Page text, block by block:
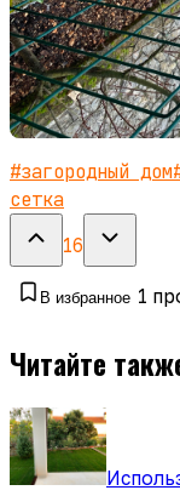
#загородный дом
сетка
16
В избранное 1
Читайте